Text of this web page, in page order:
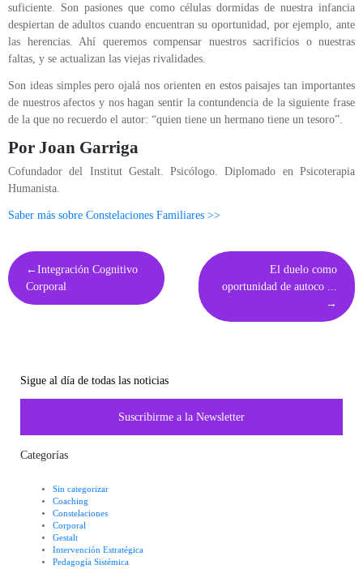
suficiente. Son pasiones que como células dormidas de nuestra infancia
despiertan de adultos cuando encuentran su oportunidad, por ejemplo, ante
las herencias. Ahí queremos compensar nuestros sacrificios o nuestras
faltas, y se actualizan las viejas rivalidades.
Son ideas simples pero ojalá nos orienten en estos paisajes tan importantes
de nuestros afectos y nos hagan sentir la contundencia de la siguiente frase
de la que no recuerdo el autor: “quien tiene un hermano tiene un tesoro”.
Por Joan Garriga
Cofundador del Institut Gestalt. Psicólogo. Diplomado en Psicoterapia
Humanista.
Saber más sobre Constelaciones Familiares >>
Navegación
de
entradas
Integración Cognitivo
Corporal
El duelo como
oportunidad de autoco ...
Sigue al día de todas las noticias
Suscribirme a la Newsletter
Categorías
Sin categorizar
Coaching
Constelaciones
Corporal
Gestalt
Intervención Estratégica
Pedagogía Sistémica